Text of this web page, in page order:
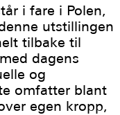
i fare i Polen,
utstillingen
tilbake til
dagens
og
omfatter blant
egen kropp,